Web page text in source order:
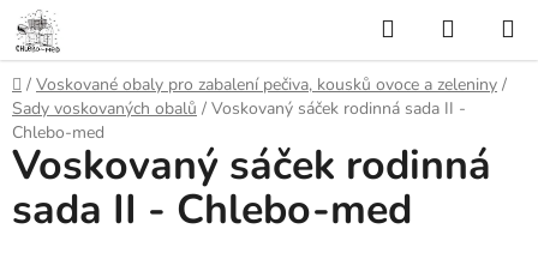
Přejít
na
obsah
Hledat
KOŠÍK
Domů
/ Voskované obaly pro zabalení pečiva, kousků ovoce a zeleniny /
Sady voskovaných obalů / Voskovaný sáček rodinná sada II -
Chlebo-med
Voskovaný sáček rodinná
sada II - Chlebo-med